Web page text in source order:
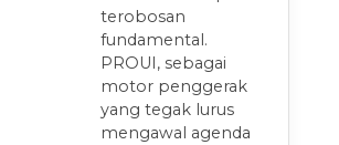
terobosan
fundamental.
PROUI, sebagai
motor penggerak
yang tegak lurus
mengawal agenda